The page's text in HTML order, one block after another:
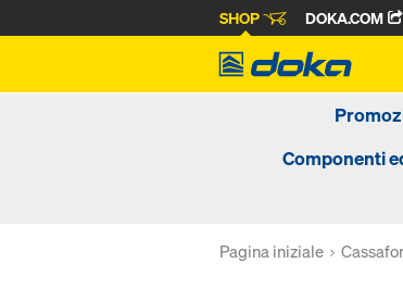
SHOP DOKA.COM
Componenti
Pagina iniziale